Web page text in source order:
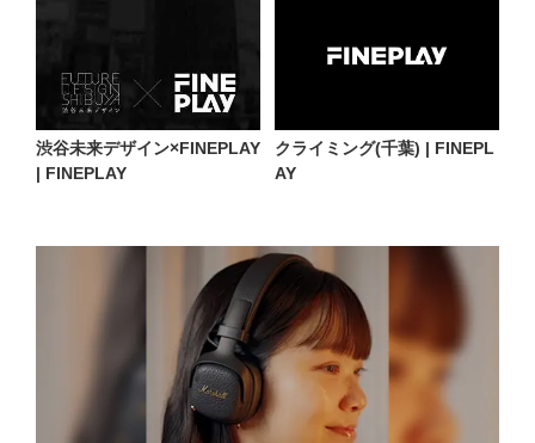
渋谷未来デザイン×FINEPLAY
| FINEPLAY
クライミング(千葉) | FINEPL
AY